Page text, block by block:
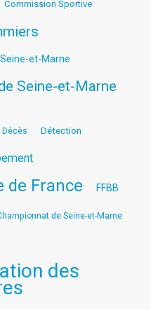
Commission Sportive
et-Marne
Seine-et-Marne
Décès Détection
de France FFBB
de Seine-et-Marne
des